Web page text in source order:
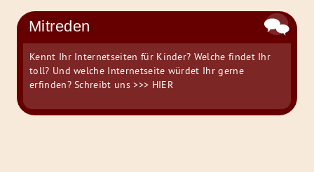
Mitreden
Kennt Ihr Internetseiten für Kinder? Welche findet Ihr
toll? Und welche Internetseite würdet Ihr gerne
erfinden? Schreibt uns>>> HIER